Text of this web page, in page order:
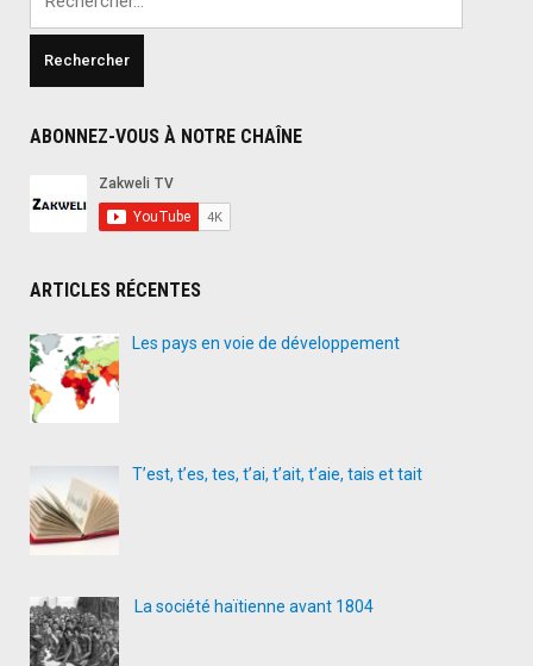
ABONNEZ-VOUS À NOTRE CHAÎNE
ARTICLES RÉCENTES
Les pays en voie de développement
T’est, t’es, tes, t’ai, t’ait, t’aie, tais et tait
La société haïtienne avant 1804